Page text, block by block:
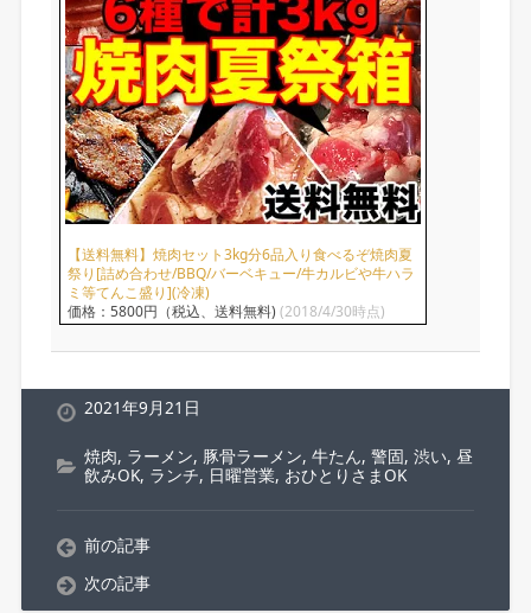
【送料無料】焼肉セット3kg分6品入り食べるぞ焼肉夏
祭り[詰め合わせ/BBQ/バーベキュー/牛カルビや牛ハラ
ミ等てんこ盛り](冷凍)
価格：5800円（税込、送料無料) (2018/4/30時点)
2021年9月21日
焼肉, ラーメン, 豚骨ラーメン, 牛たん, 警固, 渋い, 昼
飲みOK, ランチ, 日曜営業, おひとりさまOK
前の記事
次の記事